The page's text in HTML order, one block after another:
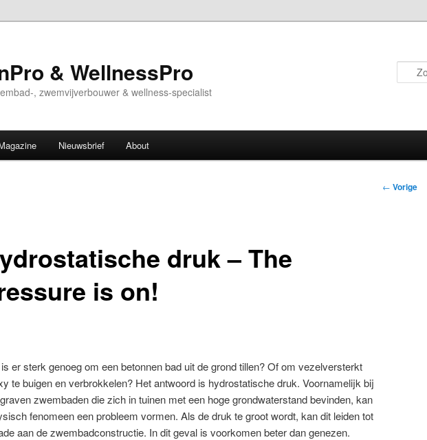
& WellnessPro
, zwemvijverbouwer & wellness-specialist
Nieuwsbrief About
Bericht
← Vorige
druk – The
is on!
er sterk genoeg om een betonnen bad uit de grond tillen? Of om vezelversterkt
te buigen en verbrokkelen? Het antwoord is hydrostatische druk. Voornamelijk bij
zwembaden die zich in tuinen met een hoge grondwaterstand bevinden, kan
fenomeen een probleem vormen. Als de druk te groot wordt, kan dit leiden tot
aan de zwembadconstructie. In dit geval is voorkomen beter dan genezen.